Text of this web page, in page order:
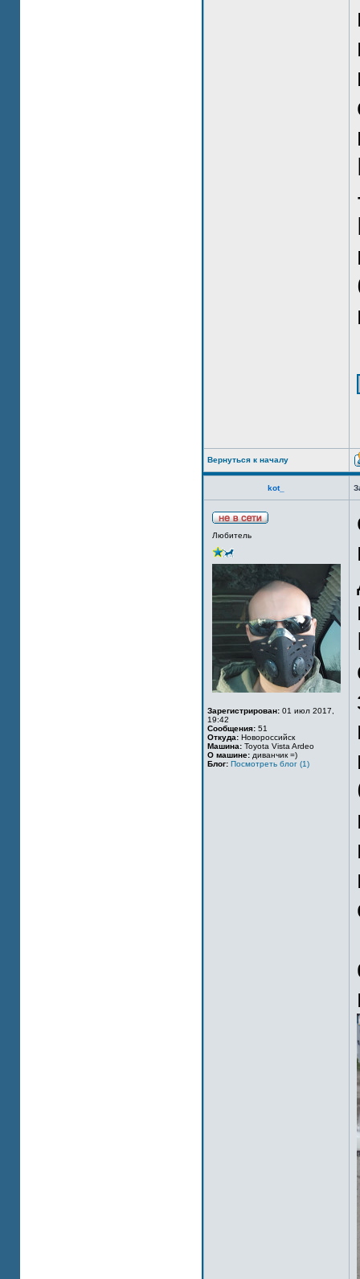
Вернуться к началу
kot_
Любитель
Зарегистрирован: 01 июл 2017,
19:42
Сообщения: 51
Откуда: Новороссийск
Машина: Toyota Vista Ardeo
О машине: диванчик =)
Блог: Посмотреть блог (1)